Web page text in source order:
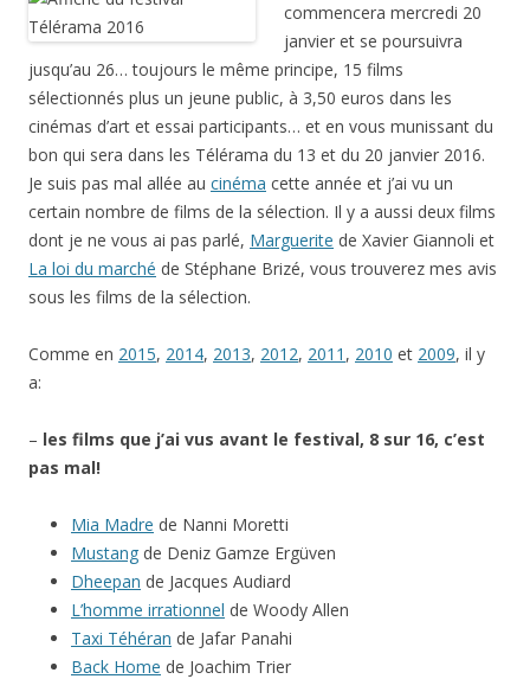
commencera mercredi 20
janvier et se poursuivra
jusqu’au 26… toujours le même principe, 15 films
sélectionnés plus un jeune public, à 3,50 euros dans les
cinémas d’art et essai participants… et en vous munissant du
bon qui sera dans les Télérama du 13 et du 20 janvier 2016.
Je suis pas mal allée au cinéma cette année et j’ai vu un
certain nombre de films de la sélection. Il y a aussi deux films
dont je ne vous ai pas parlé, Marguerite de Xavier Giannoli et
La loi du marché de Stéphane Brizé, vous trouverez mes avis
sous les films de la sélection.
Comme en 2015, 2014, 2013, 2012, 2011 , 2010 et 2009, il y
a:
– les films que j’ai vus avant le festival, 8 sur 16, c’est
pas mal!
Mia Madre de Nanni Moretti
Mustang de Deniz Gamze Ergüven
Dheepan de Jacques Audiard
L’homme irrationnel de Woody Allen
Taxi Téhéran de Jafar Panahi
Back Home de Joachim Trier